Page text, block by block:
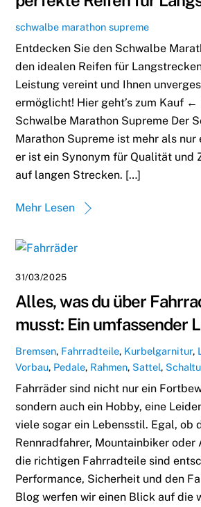
schwalbe marathon supreme
Entdecken Sie den Schwalbe
den idealen Reifen für
Leistung vereint und Ihnen
ermöglicht! Hier geht’s zum Kauf ←
Schwalbe Marathon Supreme Der
Marathon Supreme ist mehr als nur
er ist ein Synonym für Qualität und
auf langen Strecken. […]
Mehr Lesen
31/03/2025
Alles, was du über
musst: Ein umfassender
Bremsen, Fahrradteile, Kurbelgarnitur,
Vorbau, Pedale, Rahmen, Sattel,
Fahrräder sind nicht nur ein
sondern auch ein Hobby, eine
viele sogar ein Lebensstil. Egal, ob
Rennradfahrer, Mountainbiker oder
die richtigen Fahrradteile sind
Performance, Sicherheit und den
Blog werfen wir einen Blick auf die